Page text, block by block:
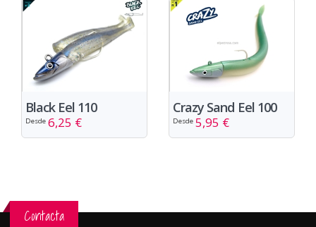
Black Eel 110
Desde 6,25 €
Crazy Sand Eel 100
Desde 5,95 €
Contacta